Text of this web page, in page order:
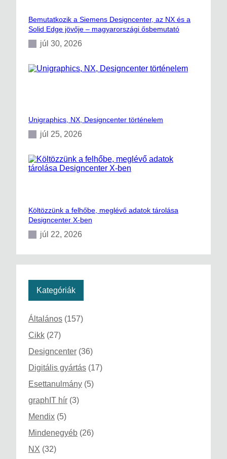
Bemutatkozik a Siemens Designcenter, az NX és a
Solid Edge jövője – magyarországi ősbemutató
júl 30, 2026
Unigraphics, NX, Designcenter történelem
júl 25, 2026
Költözzünk a felhőbe, meglévő adatok tárolása
Designcenter X-ben
júl 22, 2026
Kategóriák
Általános (157)
Cikk (27)
Designcenter (36)
Digitális gyártás (17)
Esettanulmány (5)
graphIT hír (3)
Mendix (5)
Mindenegyéb (26)
NX (32)